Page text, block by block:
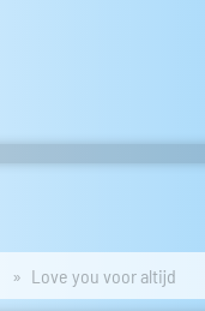
Love you voor altijd